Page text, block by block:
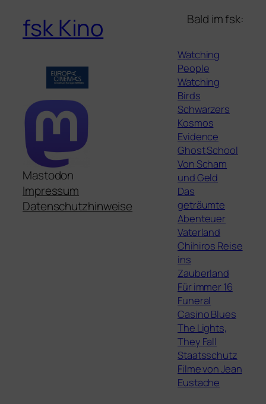
fsk Kino
Mastodon
Impressum
Datenschutzhinweise
Bald im fsk:
Watching
People
Watching
Birds
Schwarzers
Kosmos
Evidence
Ghost School
Von Scham
und Geld
Das
geträumte
Abenteuer
Vaterland
Chihiros Reise
ins
Zauberland
Für immer 16
Funeral
Casino Blues
The Lights,
They Fall
Staatsschutz
Filme von Jean
Eustache